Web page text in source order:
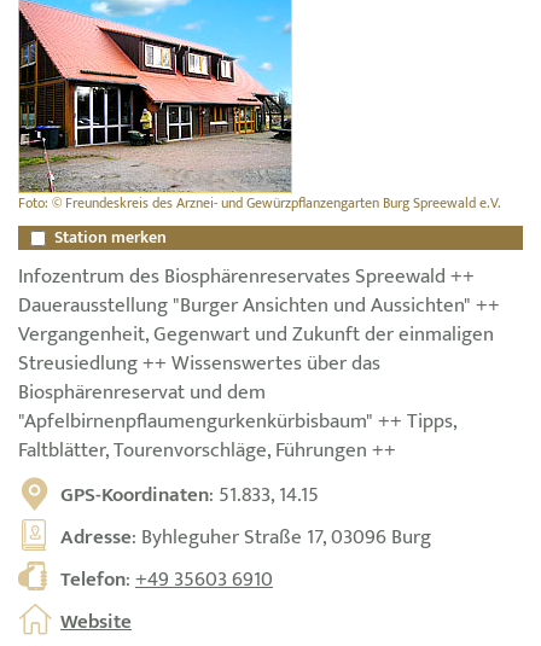
Foto: © Freundeskreis des Arznei- und Gewürzpflanzengarten Burg Spreewald e.V.
Station merken
Infozentrum des Biosphärenreservates Spreewald ++
Dauerausstellung "Burger Ansichten und Aussichten" ++
Vergangenheit, Gegenwart und Zukunft der einmaligen
Streusiedlung ++ Wissenswertes über das
Biosphärenreservat und dem
"Apfelbirnenpflaumengurkenkürbisbaum" ++ Tipps,
Faltblätter, Tourenvorschläge, Führungen ++
GPS-Koordinaten: 51.833, 14.15
Adresse: Byhleguher Straße 17, 03096 Burg
Telefon:+49 35603 6910
Website